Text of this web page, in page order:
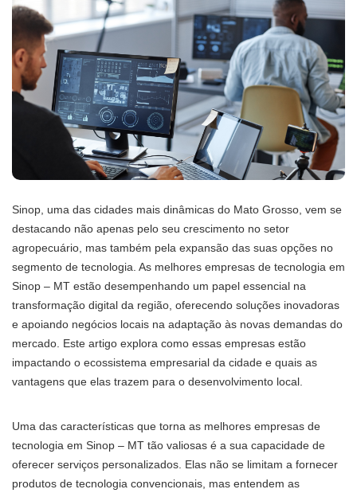
Sinop, uma das cidades mais dinâmicas do Mato Grosso, vem se
destacando não apenas pelo seu crescimento no setor
agropecuário, mas também pela expansão das suas opções no
segmento de tecnologia. As melhores empresas de tecnologia em
Sinop – MT estão desempenhando um papel essencial na
transformação digital da região, oferecendo soluções inovadoras
e apoiando negócios locais na adaptação às novas demandas do
mercado. Este artigo explora como essas empresas estão
impactando o ecossistema empresarial da cidade e quais as
vantagens que elas trazem para o desenvolvimento local.
Uma das características que torna as melhores empresas de
tecnologia em Sinop – MT tão valiosas é a sua capacidade de
oferecer serviços personalizados. Elas não se limitam a fornecer
produtos de tecnologia convencionais, mas entendem as